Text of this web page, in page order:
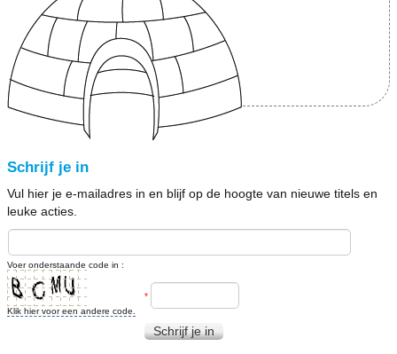
Schrijf je in
Vul hier je e-mailadres in en blijf op de hoogte van nieuwe titels en
leuke acties.
Voer onderstaande code in :
Klik hier voor een andere code.
*
Schrijf je in